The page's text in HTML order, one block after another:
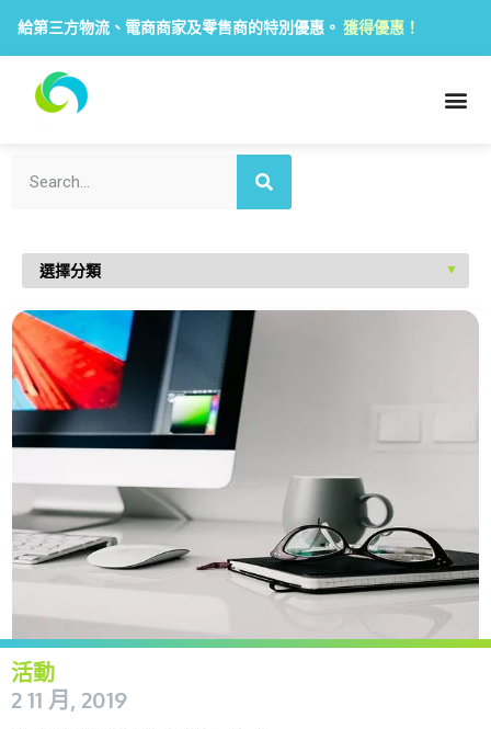
給第三方物流、電商商家及零售商的特別優惠。 獲得優惠！
活動
2 11 月, 2019